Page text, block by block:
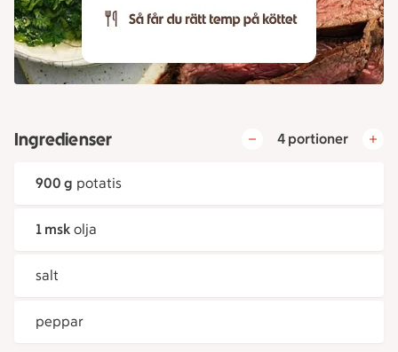
Ingredienser 4 portioner
900 g potatis
1 msk olja
salt
peppar